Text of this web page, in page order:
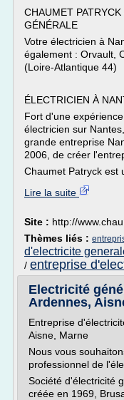
CHAUMET
GÉNÉRALE
Votre électricien à
également : Orvault,
(Loire-Atlantique 44)
ÉLECTRICIEN À
Fort d'une
électricien sur
grande entreprise
2006, de créer
Chaumet Patryck est
Lire la suite
Site : http://
Thèmes liés :
d'electricite
/ entreprise
Electricité
Ardennes,
Entreprise
Aisne, Marne
Nous vous
professionnel de
Société d'électricité
créée en 1969,